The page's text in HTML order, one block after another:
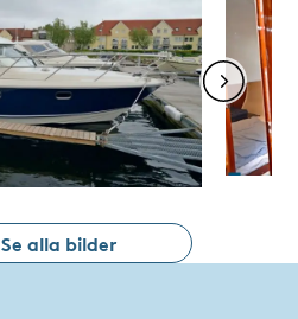
Se alla bilder